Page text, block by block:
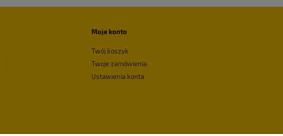
Moje konto
Twój koszyk
Twoje zamówienia
Ustawienia konta